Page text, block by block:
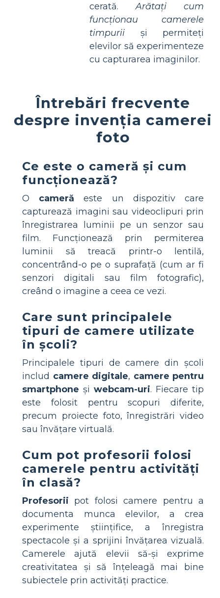
cerată.Arătați cum
funcționau camerele
timpurii și permiteți
elevilor să experimenteze
cu capturarea imaginilor.
Întrebări frecvente
despre invenția camerei
foto
Ce este o cameră și cum
funcționează?
O cameră este un dispozitiv care
capturează imagini sau videoclipuri prin
înregistrarea luminii pe un senzor sau
film. Funcționează prin permiterea
luminii să treacă printr-o lentilă,
concentrând-o pe o suprafață (cum ar fi
senzori digitali sau film fotografic),
creând o imagine a ceea ce vezi.
Care sunt principalele
tipuri de camere utilizate
în școli?
Principalele tipuri de camere din școli
includ camere digitale, camere pentru
smartphone și webcam-uri. Fiecare tip
este folosit pentru scopuri diferite,
precum proiecte foto, înregistrări video
sau învățare virtuală.
Cum pot profesorii folosi
camerele pentru activități
în clasă?
Profesorii pot folosi camere pentru a
documenta munca elevilor, a crea
experimente științifice, a înregistra
spectacole și a sprijini învățarea vizuală.
Camerele ajută elevii să-și exprime
creativitatea și să înțeleagă mai bine
subiectele prin activități practice.